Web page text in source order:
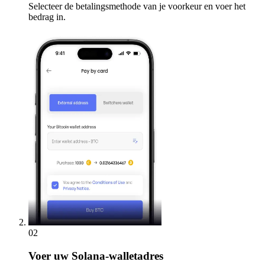
Selecteer de betalingsmethode van je voorkeur en voer het
bedrag in.
02
Voer uw Solana-walletadres